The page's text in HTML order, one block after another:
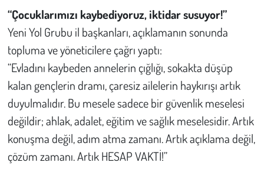
“Çocuklarımızı kaybediyoruz, iktidar susuyor!”
Yeni Yol Grubu il başkanları, açıklamanın sonunda
topluma ve yöneticilere çağrı yaptı:
“Evladını kaybeden annelerin çığlığı, sokakta düşüp
kalan gençlerin dramı, çaresiz ailelerin haykırışı artık
duyulmalıdır. Bu mesele sadece bir güvenlik meselesi
değildir; ahlak, adalet, eğitim ve sağlık meselesidir. Artık
konuşma değil, adım atma zamanı. Artık açıklama değil,
çözüm zamanı. ArtıkHESAP VAKTİ!”